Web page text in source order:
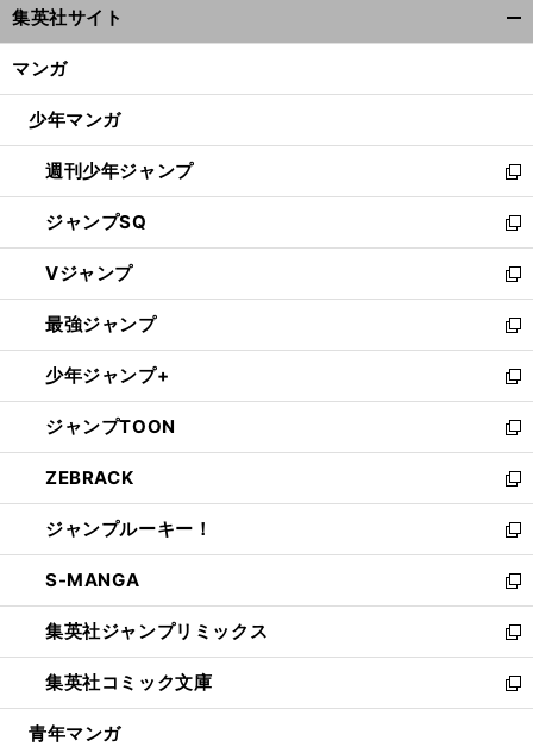
ィ
ン
ウ
開
く
集英社サイト
マンガ
少年マンガ
週刊少年ジャンプ
新
し
い
ウ
ィ
ン
ド
ウ
で
開
く
ジャンプSQ
新
し
い
ウ
ィ
ン
ド
ウ
で
開
く
Vジャンプ
新
し
い
ウ
ィ
ン
ド
ウ
で
開
く
最強ジャンプ
新
し
い
ウ
ィ
ン
ド
ウ
で
開
く
少年ジャンプ+
新
し
い
ウ
ィ
ン
ド
ウ
で
開
く
ジャンプTOON
新
し
い
ウ
ィ
ン
ド
ウ
で
開
く
ZEBRACK
新
し
い
ウ
ィ
ン
ド
ウ
で
開
ジャンプルーキー！
新
し
い
ウ
ィ
ン
ド
ウ
S-MANGA
新
し
い
ウ
ィ
ン
集英社ジャンプリミックス
新
し
い
ウ
集英社コミック文庫
新
し
青年マンガ